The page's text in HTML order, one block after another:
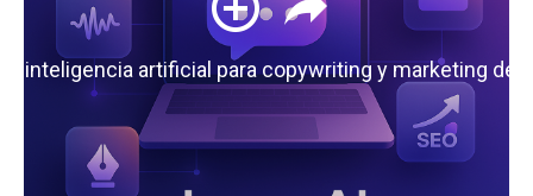
la inteligencia artificial para copywriting y marketing de